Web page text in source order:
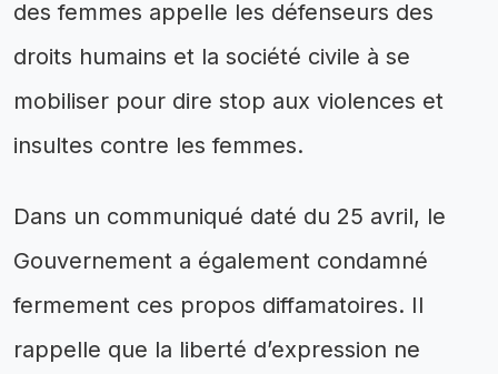
des femmes appelle les défenseurs des
droits humains et la société civile à se
mobiliser pour dire stop aux violences et
insultes contre les femmes.
Dans un communiqué daté du 25 avril, le
Gouvernement a également condamné
fermement ces propos diffamatoires. Il
rappelle que la liberté d’expression ne